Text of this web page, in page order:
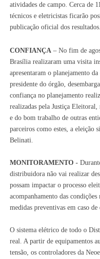
atividades de campo. Cerca de
técnicos e eletricistas ficarão
publicação oficial dos resultados.
CONFIANÇA – No fim de
Brasília realizaram uma visita
apresentaram o planejamento
presidente do órgão,
confiança no planejamento
realizadas pela Justiça Eleitoral,
e do bom trabalho de outras
parceiros como estes, a eleição
Belinati.
MONITORAMENTO -
distribuidora não vai realizar
possam impactar o processo
acompanhamento das
medidas preventivas em caso de
O sistema elétrico de todo o
real. A partir de equipamentos
tensão, os controladores da